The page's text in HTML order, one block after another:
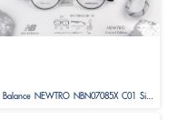
New Balance NEWTRO NBN07085X C01 Size 52 ( Limited Edition )